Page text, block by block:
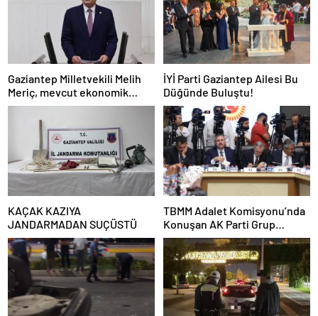
Gaziantep Milletvekili Melih
Meriç, mevcut ekonomik
koşullarda dar gelirli
vatandaşların konut sahibi
olmasının neredeyse
imkânsız
İYİ Parti Gaziantep Ailesi Bu
Düğünde Buluştu!
KAÇAK KAZIYA
JANDARMADAN SUÇÜSTÜ
TBMM Adalet Komisyonu’nda
Konuşan AK Parti Grup
Başkanvekili Abdulhamit Gül:
“Kanun Teklifi Milletimizin
Teklifidir”